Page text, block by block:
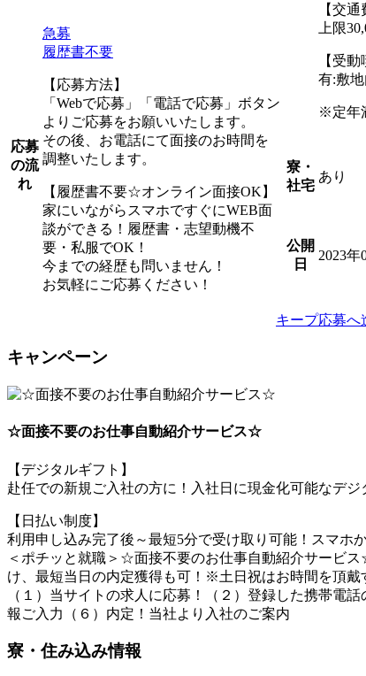
応募
の流
れ
急募
履歴書不要
【応募方法】
「Webで応募」「電話で応募」ボタン
よりご応募をお願いいたします。
その後、お電話にて面接のお時間を
調整いたします。
【履歴書不要☆オンライン面接OK】
家にいながらスマホですぐにWEB面
談ができる！履歴書・志望動機不
要・私服でOK！
今までの経歴も問いません！
お気軽にご応募ください！
【交通
上限
【受
有:敷
※定年
寮・
社宅
あり
公開
日
2023年
キープ応募へ
キャンペーン
☆面接不要のお仕事自動紹介サービス☆
【デジタルギフト】
赴任での新規ご入社の方に！入社日に現金化可能なデジ
【日払い制度】
利用申し込み完了後～最短5分で受け取り可能！スマホ
＜ポチッと就職＞☆面接不要のお仕事自動紹介サービ
け、最短当日の内定獲得も可！※土日祝はお時間を頂戴
（１）当サイトの求人に応募！（２）登録した携帯電
報ご入力（６）内定！当社より入社のご案内
寮・住み込み情報